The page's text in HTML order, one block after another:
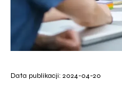
Data publikacji: 2024-04-20